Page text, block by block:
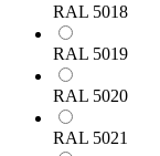
RAL 5018
RAL 5019
RAL 5020
RAL 5021